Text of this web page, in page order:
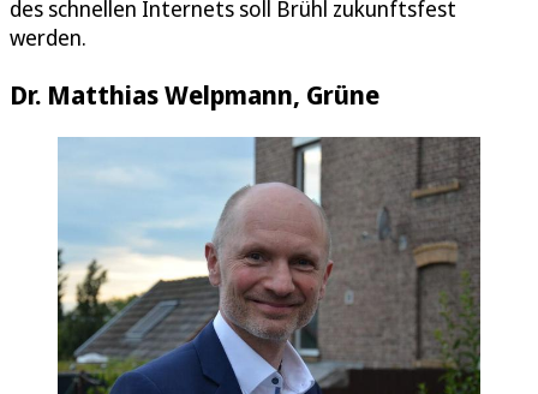
des schnellen Internets soll Brühl zukunftsfest
werden.
Dr. Matthias Welpmann, Grüne